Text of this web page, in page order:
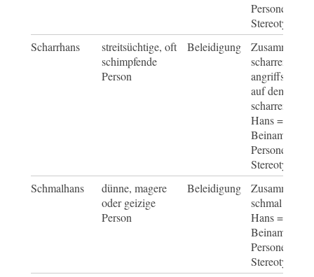
Stereotypen
Scharrhans
streitsüchtige, oft
schimpfende
Person
Beleidigung
scharren =
auf dem
scharren und
Hans =
Beiname für
Stereotypen
Schmalhans
dünne, magere
oder geizige
Person
Beleidigung
schmal =
Hans =
Beiname für
Stereotypen